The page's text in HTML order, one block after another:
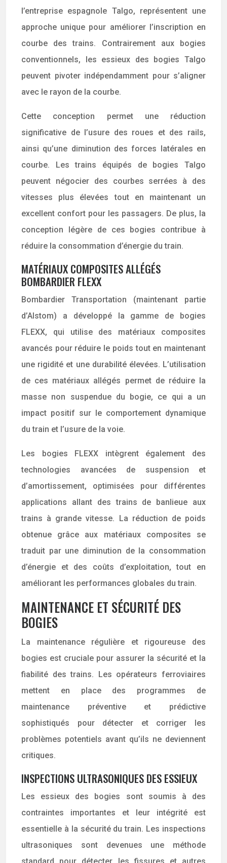
l’entreprise espagnole Talgo, représentent une
approche unique pour améliorer l’inscription en
courbe des trains. Contrairement aux bogies
conventionnels, les essieux des bogies Talgo
peuvent pivoter indépendamment pour s’aligner
avec le rayon de la courbe.
Cette conception permet une réduction
significative de l’usure des roues et des rails,
ainsi qu’une diminution des forces latérales en
courbe. Les trains équipés de bogies Talgo
peuvent négocier des courbes serrées à des
vitesses plus élevées tout en maintenant un
excellent confort pour les passagers. De plus, la
conception légère de ces bogies contribue à
réduire la consommation d’énergie du train.
MATÉRIAUX COMPOSITES ALLÉGÉS
BOMBARDIER FLEXX
Bombardier Transportation (maintenant partie
d’Alstom) a développé la gamme de bogies
FLEXX, qui utilise des matériaux composites
avancés pour réduire le poids tout en maintenant
une rigidité et une durabilité élevées. L’utilisation
de ces matériaux allégés permet de réduire la
masse non suspendue du bogie, ce qui a un
impact positif sur le comportement dynamique
du train et l’usure de la voie.
Les bogies FLEXX intègrent également des
technologies avancées de suspension et
d’amortissement, optimisées pour différentes
applications allant des trains de banlieue aux
trains à grande vitesse. La réduction de poids
obtenue grâce aux matériaux composites se
traduit par une diminution de la consommation
d’énergie et des coûts d’exploitation, tout en
améliorant les performances globales du train.
MAINTENANCE ET SÉCURITÉ DES
BOGIES
La maintenance régulière et rigoureuse des
bogies est cruciale pour assurer la sécurité et la
fiabilité des trains. Les opérateurs ferroviaires
mettent en place des programmes de
maintenance préventive et prédictive
sophistiqués pour détecter et corriger les
problèmes potentiels avant qu’ils ne deviennent
critiques.
INSPECTIONS ULTRASONIQUES DES ESSIEUX
Les essieux des bogies sont soumis à des
contraintes importantes et leur intégrité est
essentielle à la sécurité du train. Les inspections
ultrasoniques sont devenues une méthode
standard pour détecter les fissures et autres